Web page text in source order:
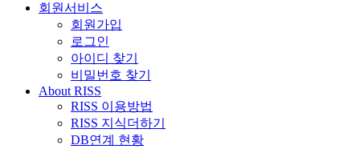
회원서비스
회원가입
로그인
아이디 찾기
비밀번호 찾기
About RISS
RISS 이용방법
RISS 지식더하기
DB연계 현황